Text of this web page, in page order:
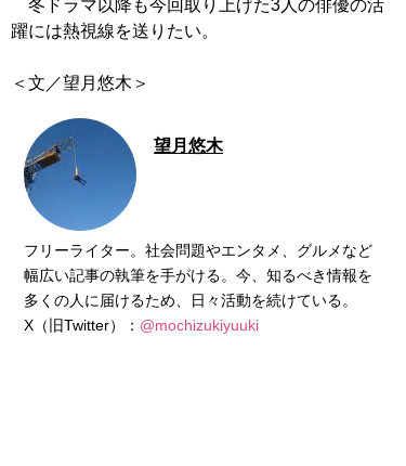
冬ドラマ以降も今回取り上げた3人の俳優の活
躍には熱視線を送りたい。
望月悠木
フリーライター。社会問題やエンタメ、グルメなど
幅広い記事の執筆を手がける。今、知るべき情報を
多くの人に届けるため、日々活動を続けている。
X（旧Twitter）： @mochizukiyuuki